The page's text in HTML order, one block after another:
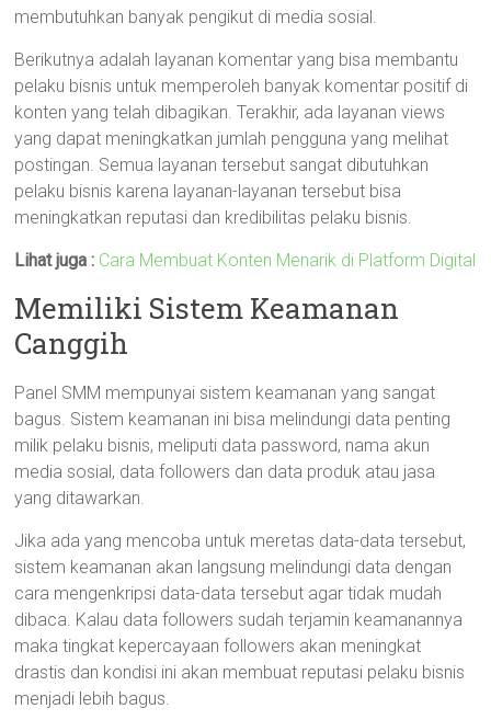
membutuhkan banyak pengikut di media sosial.
Berikutnya adalah layanan komentar yang bisa membantu
pelaku bisnis untuk memperoleh banyak komentar positif di
konten yang telah dibagikan. Terakhir, ada layanan views
yang dapat meningkatkan jumlah pengguna yang melihat
postingan. Semua layanan tersebut sangat dibutuhkan
pelaku bisnis karena layanan-layanan tersebut bisa
meningkatkan reputasi dan kredibilitas pelaku bisnis.
Lihat juga : Cara Membuat Konten Menarik di Platform Digital
Memiliki Sistem Keamanan
Canggih
Panel SMM mempunyai sistem keamanan yang sangat
bagus. Sistem keamanan ini bisa melindungi data penting
milik pelaku bisnis, meliputi data password, nama akun
media sosial, data followers dan data produk atau jasa
yang ditawarkan.
Jika ada yang mencoba untuk meretas data-data tersebut,
sistem keamanan akan langsung melindungi data dengan
cara mengenkripsi data-data tersebut agar tidak mudah
dibaca. Kalau data followers sudah terjamin keamanannya
maka tingkat kepercayaan followers akan meningkat
drastis dan kondisi ini akan membuat reputasi pelaku bisnis
menjadi lebih bagus.